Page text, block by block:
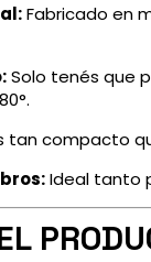
Fabricado en
Solo tenés que
tan compacto
Ideal tanto